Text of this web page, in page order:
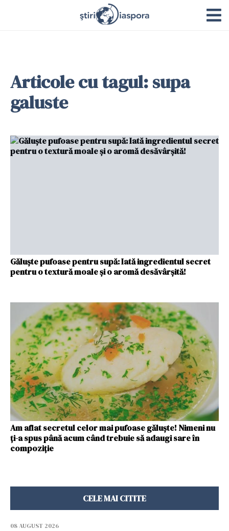
Articole cu tagul: supa
galuste
Găluște pufoase pentru supă: Iată ingredientul secret
pentru o textură moale și o aromă desăvârșită!
Am aflat secretul celor mai pufoase găluște! Nimeni nu
ți-a spus până acum când trebuie să adaugi sare în
compoziție
CELE MAI CITITE
08 AUGUST 2026